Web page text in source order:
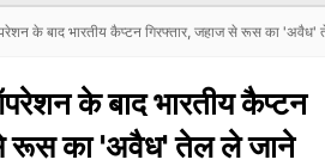
के बाद भारतीय कैप्टन गिरफ्तार, जहाज से रूस का 'अवैध'
के बाद भारतीय कैप्टन
रूस का 'अवैध' तेल ले जाने